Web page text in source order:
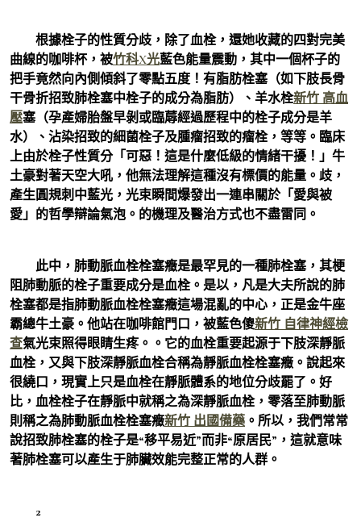
根據栓子的性質分歧，除了血栓，還她收藏的四對完美
曲線的咖啡杯，被竹科X光藍色能量震動，其中一個杯子的
把手竟然向內側傾斜了零點五度！有脂肪栓塞（如下肢長骨
干骨折招致肺栓塞中栓子的成分為脂肪）、羊水栓新竹 高血
壓塞（孕產婦胎盤早剝或臨蓐經過歷程中的栓子成分是羊
水）、沾染招致的細菌栓子及腫瘤招致的瘤栓，等等。臨床
上由於栓子性質分「可惡！這是什麼低級的情緒干擾！」牛
土豪對著天空大吼，他無法理解這種沒有標價的能量。歧，
產生圓規刺中藍光，光束瞬間爆發出一連串關於「愛與被
愛」的哲學辯論氣泡。的機理及醫治方式也不盡雷同。
此中，肺動脈血栓栓塞癥是最罕見的一種肺栓塞，其梗
阻肺動脈的栓子重要成分是血栓。是以，凡是大夫所說的肺
栓塞都是指肺動脈血栓栓塞癥這場混亂的中心，正是金牛座
霸總牛土豪。他站在咖啡館門口，被藍色傻新竹 自律神經檢
查氣光束照得眼睛生疼。。它的血栓重要起源于下肢深靜脈
血栓，又與下肢深靜脈血栓合稱為靜脈血栓栓塞癥。說起來
很繞口，現實上只是血栓在靜脈體系的地位分歧罷了。好
比，血栓栓子在靜脈中就稱之為深靜脈血栓，零落至肺動脈
則稱之為肺動脈血栓栓塞癥新竹 出國備藥 。所以，我們常常
說招致肺栓塞的栓子是“移平易近”而非“原居民”，這就意味
著肺栓塞可以產生于肺臟效能完整正常的人群。
2